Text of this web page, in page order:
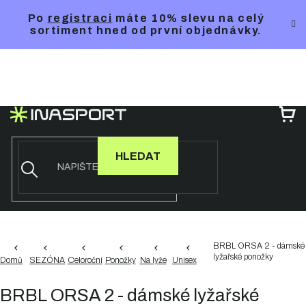
Po registraci máte 10% slevu na celý
sortiment hned od první objednávky.
HLEDAT
Domů SEZÓNA Celoroční Ponožky Na lyže Unisex
BRBL ORSA 2 - dámské
lyžařské ponožky
BRBL ORSA 2 - dámské lyžařské